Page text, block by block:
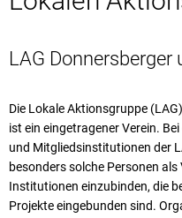
LAG Donnersberger
Die Lokale Aktionsgruppe
ist ein eingetragener Verein.
und Mitgliedsinstitutionen der
besonders solche Personen
Institutionen einzubinden, die
Projekte eingebunden sind.